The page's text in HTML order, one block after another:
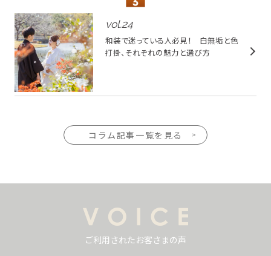
vol.24
和装で迷っている人必見！ 白無垢と色
打掛、それぞれの魅力と選び方
コラム記事一覧を見る
ご利用されたお客さまの声